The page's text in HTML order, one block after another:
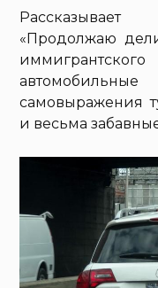
«Продолжаю
самовыражения
и весьма